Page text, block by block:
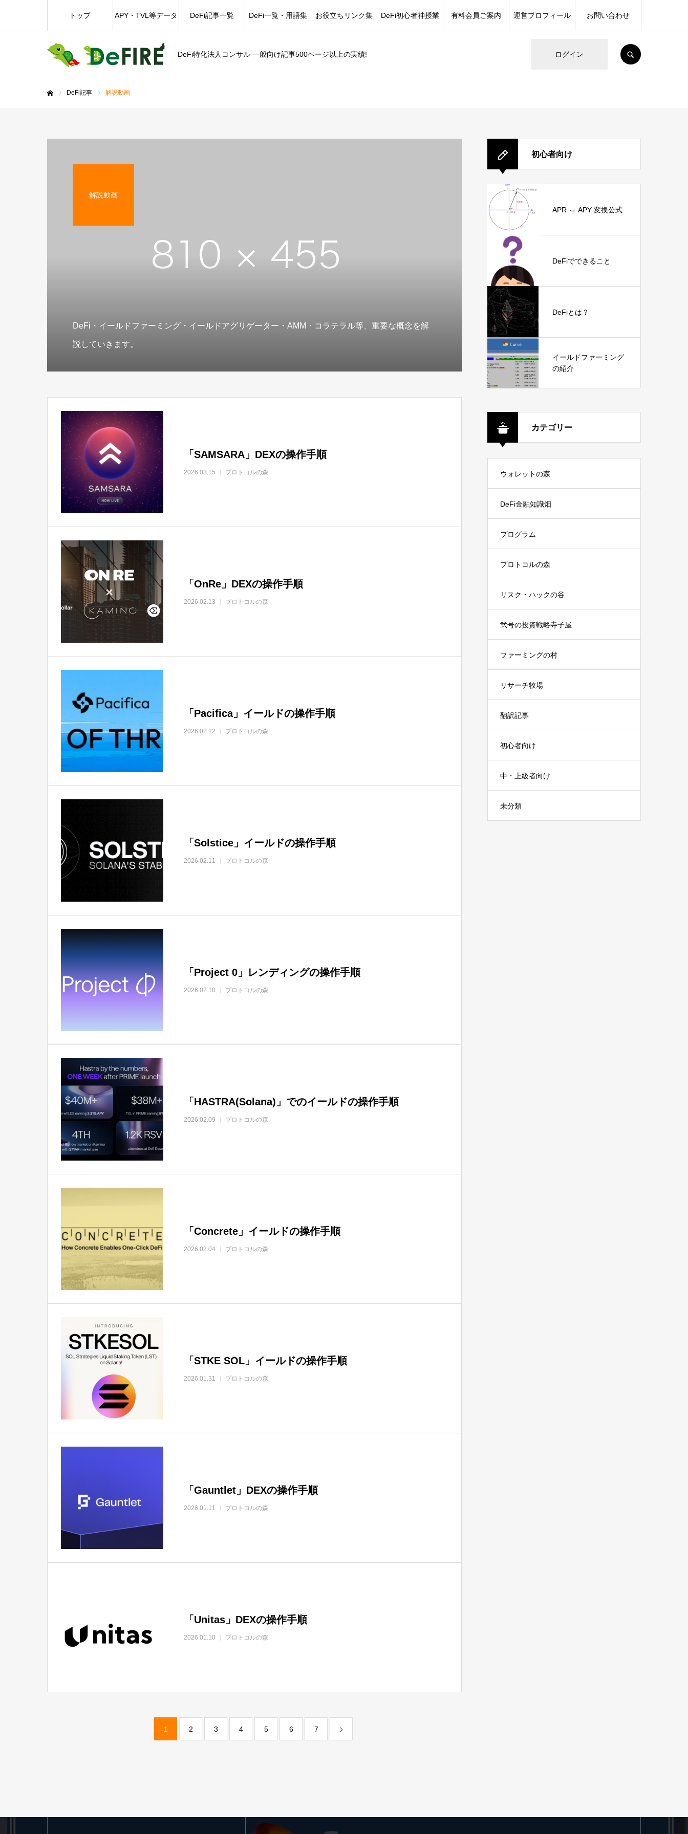
DeFi特化法人コンサル 一般向け記事500ページ以上の実績! ログイン
トップ APY・TVL等データ DeFi記事一覧 DeFi一覧・用語集 お役立ちリンク集 DeFi初心者神授業 有料会員ご案内 運営プロフィール お問い合わせ
DeFi記事 解説動画
解説動画
DeFi・イールドファーミング・イールドアグリゲーター・AMM・コラテラル等、重要な概念を解
説していきます。
「SAMSARA」DEXの操作手順
2026.03.15 プロトコルの森
「OnRe」DEXの操作手順
2026.02.13 プロトコルの森
「Pacifica」イールドの操作手順
2026.02.12 プロトコルの森
「Solstice」イールドの操作手順
2026.02.11 プロトコルの森
「Project 0」レンディングの操作手順
2026.02.10 プロトコルの森
「HASTRA(Solana)」でのイールドの操作手順
2026.02.09 プロトコルの森
「Concrete」イールドの操作手順
2026.02.04 プロトコルの森
「STKE SOL」イールドの操作手順
2026.01.31 プロトコルの森
「Gauntlet」DEXの操作手順
2026.01.11 プロトコルの森
「Unitas」DEXの操作手順
2026.01.10 プロトコルの森
1 2 3 4 5 6 7
初心者向け
APR ⇔ APY 変換公式
DeFiでできること
DeFiとは？
イールドファーミング
の紹介
カテゴリー
ウォレットの森
DeFi金融知識畑
プログラム
プロトコルの森
リスク・ハックの谷
弐号の投資戦略寺子屋
ファーミングの村
リサーチ牧場
翻訳記事
初心者向け
中・上級者向け
未分類